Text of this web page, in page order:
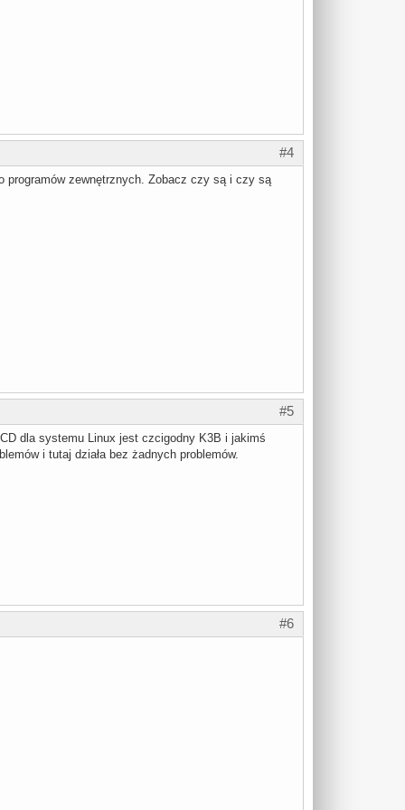
#4
programów zewnętrznych. Zobacz czy są i czy są
#5
dla systemu Linux jest czcigodny K3B i jakimś
i tutaj działa bez żadnych problemów.
#6